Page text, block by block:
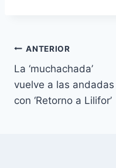
Navegación
de
entradas
ANTERIOR
La ‘muchachada’
vuelve a las andadas
con ‘Retorno a Lilifor’